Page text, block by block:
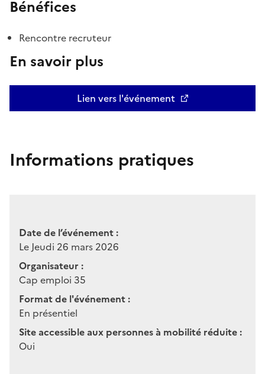
Bénéfices
Rencontre recruteur
En savoir plus
Lien vers l'événement
Informations pratiques
Date de l’événement :
Le Jeudi 26 mars 2026
Organisateur :
Cap emploi 35
Format de l'événement :
En présentiel
Site accessible aux personnes à mobilité réduite :
Oui